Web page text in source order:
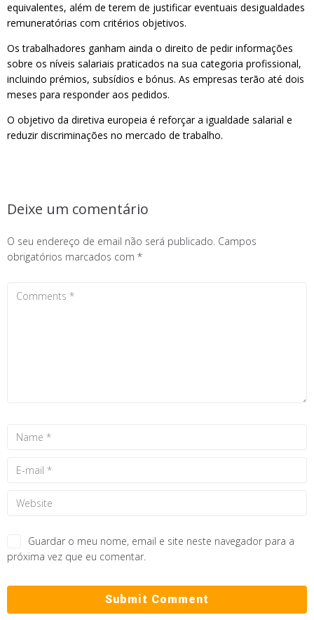
equivalentes, além de terem de justificar eventuais desigualdades
remuneratórias com critérios objetivos.
Os trabalhadores ganham ainda o direito de pedir informações
sobre os níveis salariais praticados na sua categoria profissional,
incluindo prémios, subsídios e bónus. As empresas terão até dois
meses para responder aos pedidos.
O objetivo da diretiva europeia é reforçar a igualdade salarial e
reduzir discriminações no mercado de trabalho.
Deixe um comentário
O seu endereço de email não será publicado. Campos
obrigatórios marcados com *
Guardar o meu nome, email e site neste navegador para a
próxima vez que eu comentar.